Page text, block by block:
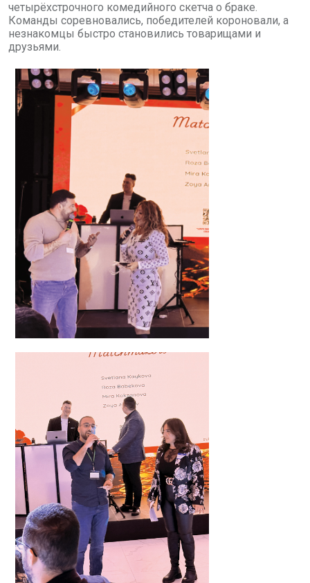
четырёхстрочного комедийного скетча о браке.
Команды соревновались, победителей короновали, а
незнакомцы быстро становились товарищами и
друзьями.